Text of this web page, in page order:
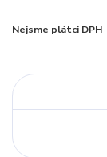
Nejsme plátci DPH